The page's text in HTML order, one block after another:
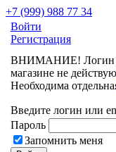
+7 (999) 988 77 34
Войти
Регистрация
ВНИМАНИЕ! Логин
магазине не
Необходима
Введите логин или
Пароль
Запомнить меня